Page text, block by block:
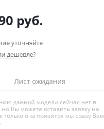
руб.
уточняйте
дешевле?
Лист ожидания
данной модели сейчас нет в
Вы можете оставить заявку на
только она появится мы сразу Вам